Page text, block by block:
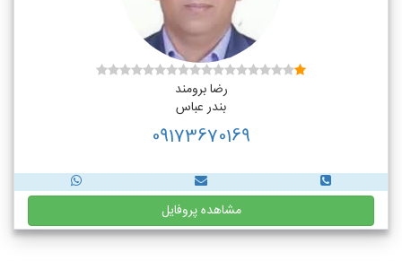
رضا برومند
بندر عباس
09173670169
مشاهده پروفایل